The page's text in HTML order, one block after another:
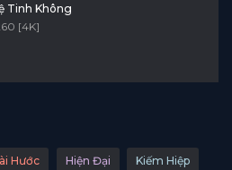
Tinh Không
[4K]
Hước Hiện Đại Kiếm Hiệp